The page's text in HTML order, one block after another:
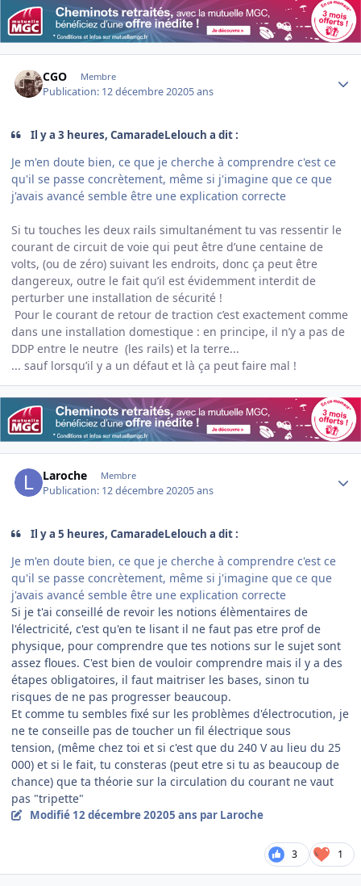
CGO Membre
Publication: 12 décembre 20205 ans
Il y a 3 heures, CamaradeLelouch a dit :
Je m'en doute bien, ce que je cherche à comprendre c'est ce
qu'il se passe concrètement, même si j'imagine que ce que
j'avais avancé semble être une explication correcte
Si tu touches les deux rails simultanément tu vas ressentir le
courant de circuit de voie qui peut être d’une centaine de
volts, (ou de zéro) suivant les endroits, donc ça peut être
dangereux, outre le fait qu’il est évidemment interdit de
perturber une installation de sécurité !
Pour le courant de retour de traction c’est exactement comme
dans une installation domestique : en principe, il n’y a pas de
DDP entre le neutre (les rails) et la terre...
... sauf lorsqu’il y a un défaut et là ça peut faire mal !
Laroche Membre
Publication: 12 décembre 20205 ans
Il y a 5 heures, CamaradeLelouch a dit :
Je m'en doute bien, ce que je cherche à comprendre c'est ce
qu'il se passe concrètement, même si j'imagine que ce que
j'avais avancé semble être une explication correcte
Si je t'ai conseillé de revoir les notions élèmentaires de
l'électricité, c'est qu'en te lisant il ne faut pas etre prof de
physique, pour comprendre que tes notions sur le sujet sont
assez floues. C'est bien de vouloir comprendre mais il y a des
étapes obligatoires, il faut maitriser les bases, sinon tu
risques de ne pas progresser beaucoup.
Et comme tu sembles fixé sur les problèmes d'électrocution, je
ne te conseille pas de toucher un fil électrique sous
tension, (même chez toi et si c'est que du 240 V au lieu du 25
000) et si le fait, tu consteras (peut etre si tu as beaucoup de
chance) que ta théorie sur la circulation du courant ne vaut
pas "tripette"
Modifié 12 décembre 20205 ans par Laroche
3 1